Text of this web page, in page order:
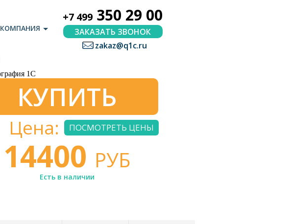
КОМПАНИЯ
+7 499 350 29 00
ЗАКАЗАТЬ ЗВОНОК
zakaz@q1c.ru
КУПИТЬ
Цена: ПОСМОТРЕТЬ ЦЕНЫ
14400 РУБ
Есть в наличии